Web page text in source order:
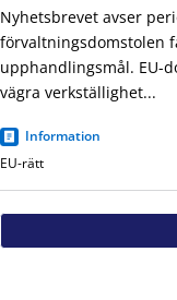
Nyhetsbrevet avser
förvaltningsdomstolen
upphandlingsmål. EU-
vägra verkställighet...
Information
EU-rätt